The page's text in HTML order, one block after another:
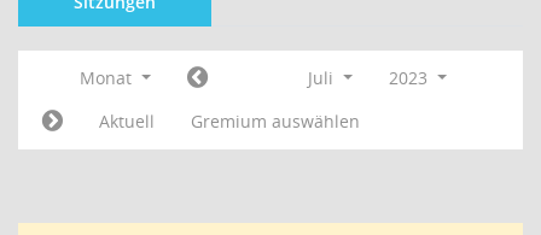
Monat Juli
2023
Aktuell
Gremium auswählen